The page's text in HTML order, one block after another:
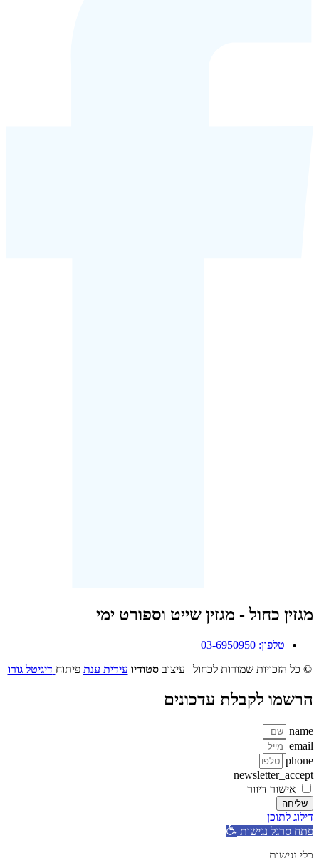
מגזין כחול - מגזין שייט וספורט ימי
טלפון: 03-6950950
© כל הזכויות שמורות לכחול | עיצובסטודיו עידית ענת פיתוח דיגיטל גורו
הרשמו לקבלת עדכונים
name
email
phone
newsletter_accept
אישור דיוור
שליחה
דילוג לתוכן
פתח סרגל נגישות
כלי נגישות